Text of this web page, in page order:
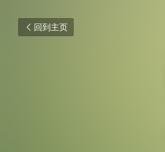
回到主页